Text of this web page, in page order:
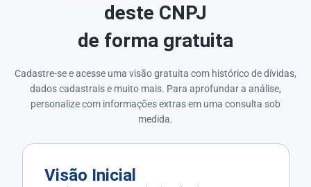
deste CNPJ
de forma gratuita
Cadastre-se e acesse uma visão gratuita com histórico de dívidas,
dados cadastrais e muito mais. Para aprofundar a análise,
personalize com informações extras em uma consulta sob
medida.
Visão Inicial